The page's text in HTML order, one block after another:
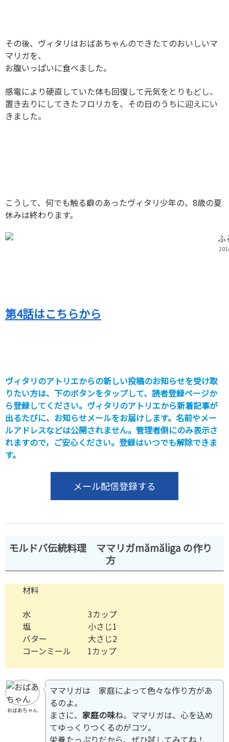
その後、ヴィタリはおばあちゃんのできたてのおいしいマ
マリガを、
お腹いっぱいに食べました。
感電により硬直していた体も回復して元気をとりもどし、
置き去りにしてきたフロリカを、その日のうちに迎えにい
きました。
こうして、何でも触る癖のあったヴィタリ少年の、8歳の夏
休みは終わります。
第4話はこちらから
ヴィタリのアトリエからの新しい投稿のお知らせを受け取
りたい方は、下のボタンをタップして、読者登録ページか
ら登録してください。ヴィタリのアトリエから新着記事が
出るたびに、お知らせメールをお届けします。名前やメー
ルアドレスなどは公開されません。管理者側にのみ表示さ
れますので，ご安心ください。登録はいつでも解除できま
す。
メール配信登録する
モルドバ伝統料理 ママリガmămăliga の作り
方
材料
水 3カップ
塩 小さじ1
バター 大さじ2
コーンミール 1カップ
おばあちゃん
ママリガは 家庭によって色々な作り方があ
るのよ。
まさに、家庭の味ね。ママリガは、心を込め
てゆっくりつくるのがコツ。